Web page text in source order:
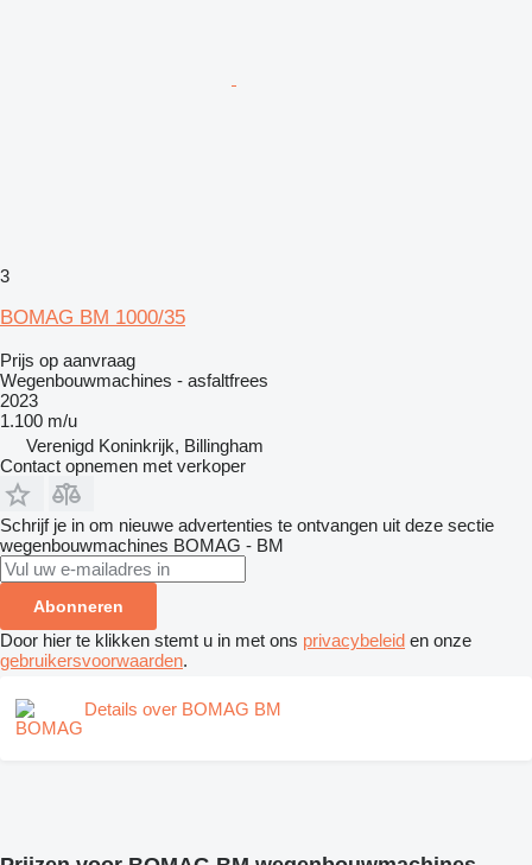
3
BOMAG BM 1000/35
Prijs op aanvraag
Wegenbouwmachines - asfaltfrees
2023
1.100 m/u
Verenigd Koninkrijk, Billingham
Contact opnemen met verkoper
Schrijf je in om nieuwe advertenties te ontvangen uit deze sectie
wegenbouwmachines BOMAG - BM
Abonneren
Door hier te klikken stemt u in met ons privacybeleid en onze
gebruikersvoorwaarden.
Details over BOMAG BM